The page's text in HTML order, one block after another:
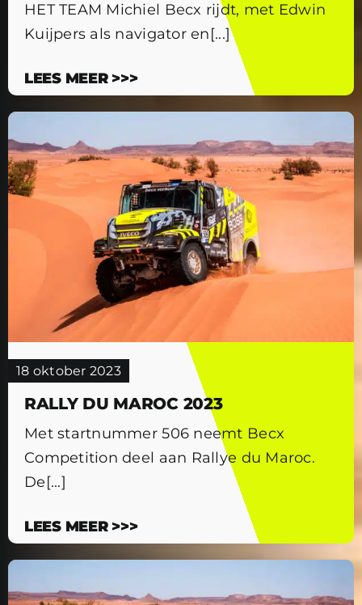
HET TEAM Michiel Becx rijdt, met Edwin
Kuijpers als navigator en[...]
LEES MEER >>>
18 oktober 2023
RALLY DU MAROC 2023
Met startnummer 506 neemt Becx
Competition deel aan Rallye du Maroc.
De[...]
LEES MEER >>>